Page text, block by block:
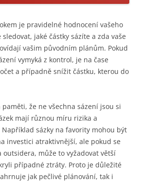
je pravidelné hodnocení vašeho
jaké částky sázíte a zda vaše
vašim původním plánům. Pokud
vymyká z kontrol, je na čase
a případně snížit částku, kterou do
že ne všechna sázení jsou si
mají různou míru rizika a
sázky na favority mohou být
investici atraktivnější, ale pokud se
outsidera, může to vyžadovat větší
případné ztráty. Proto je důležité
jak pečlivé plánování, tak i